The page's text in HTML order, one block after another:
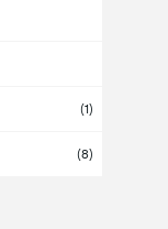
(1)
(8)